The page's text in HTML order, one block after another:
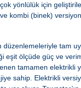
yönlülük için
kombi (binek)
düzenlemeleriyle tam
eşit ölçüde güç ve
tamamen elektrikli
sahip. Elektrikli